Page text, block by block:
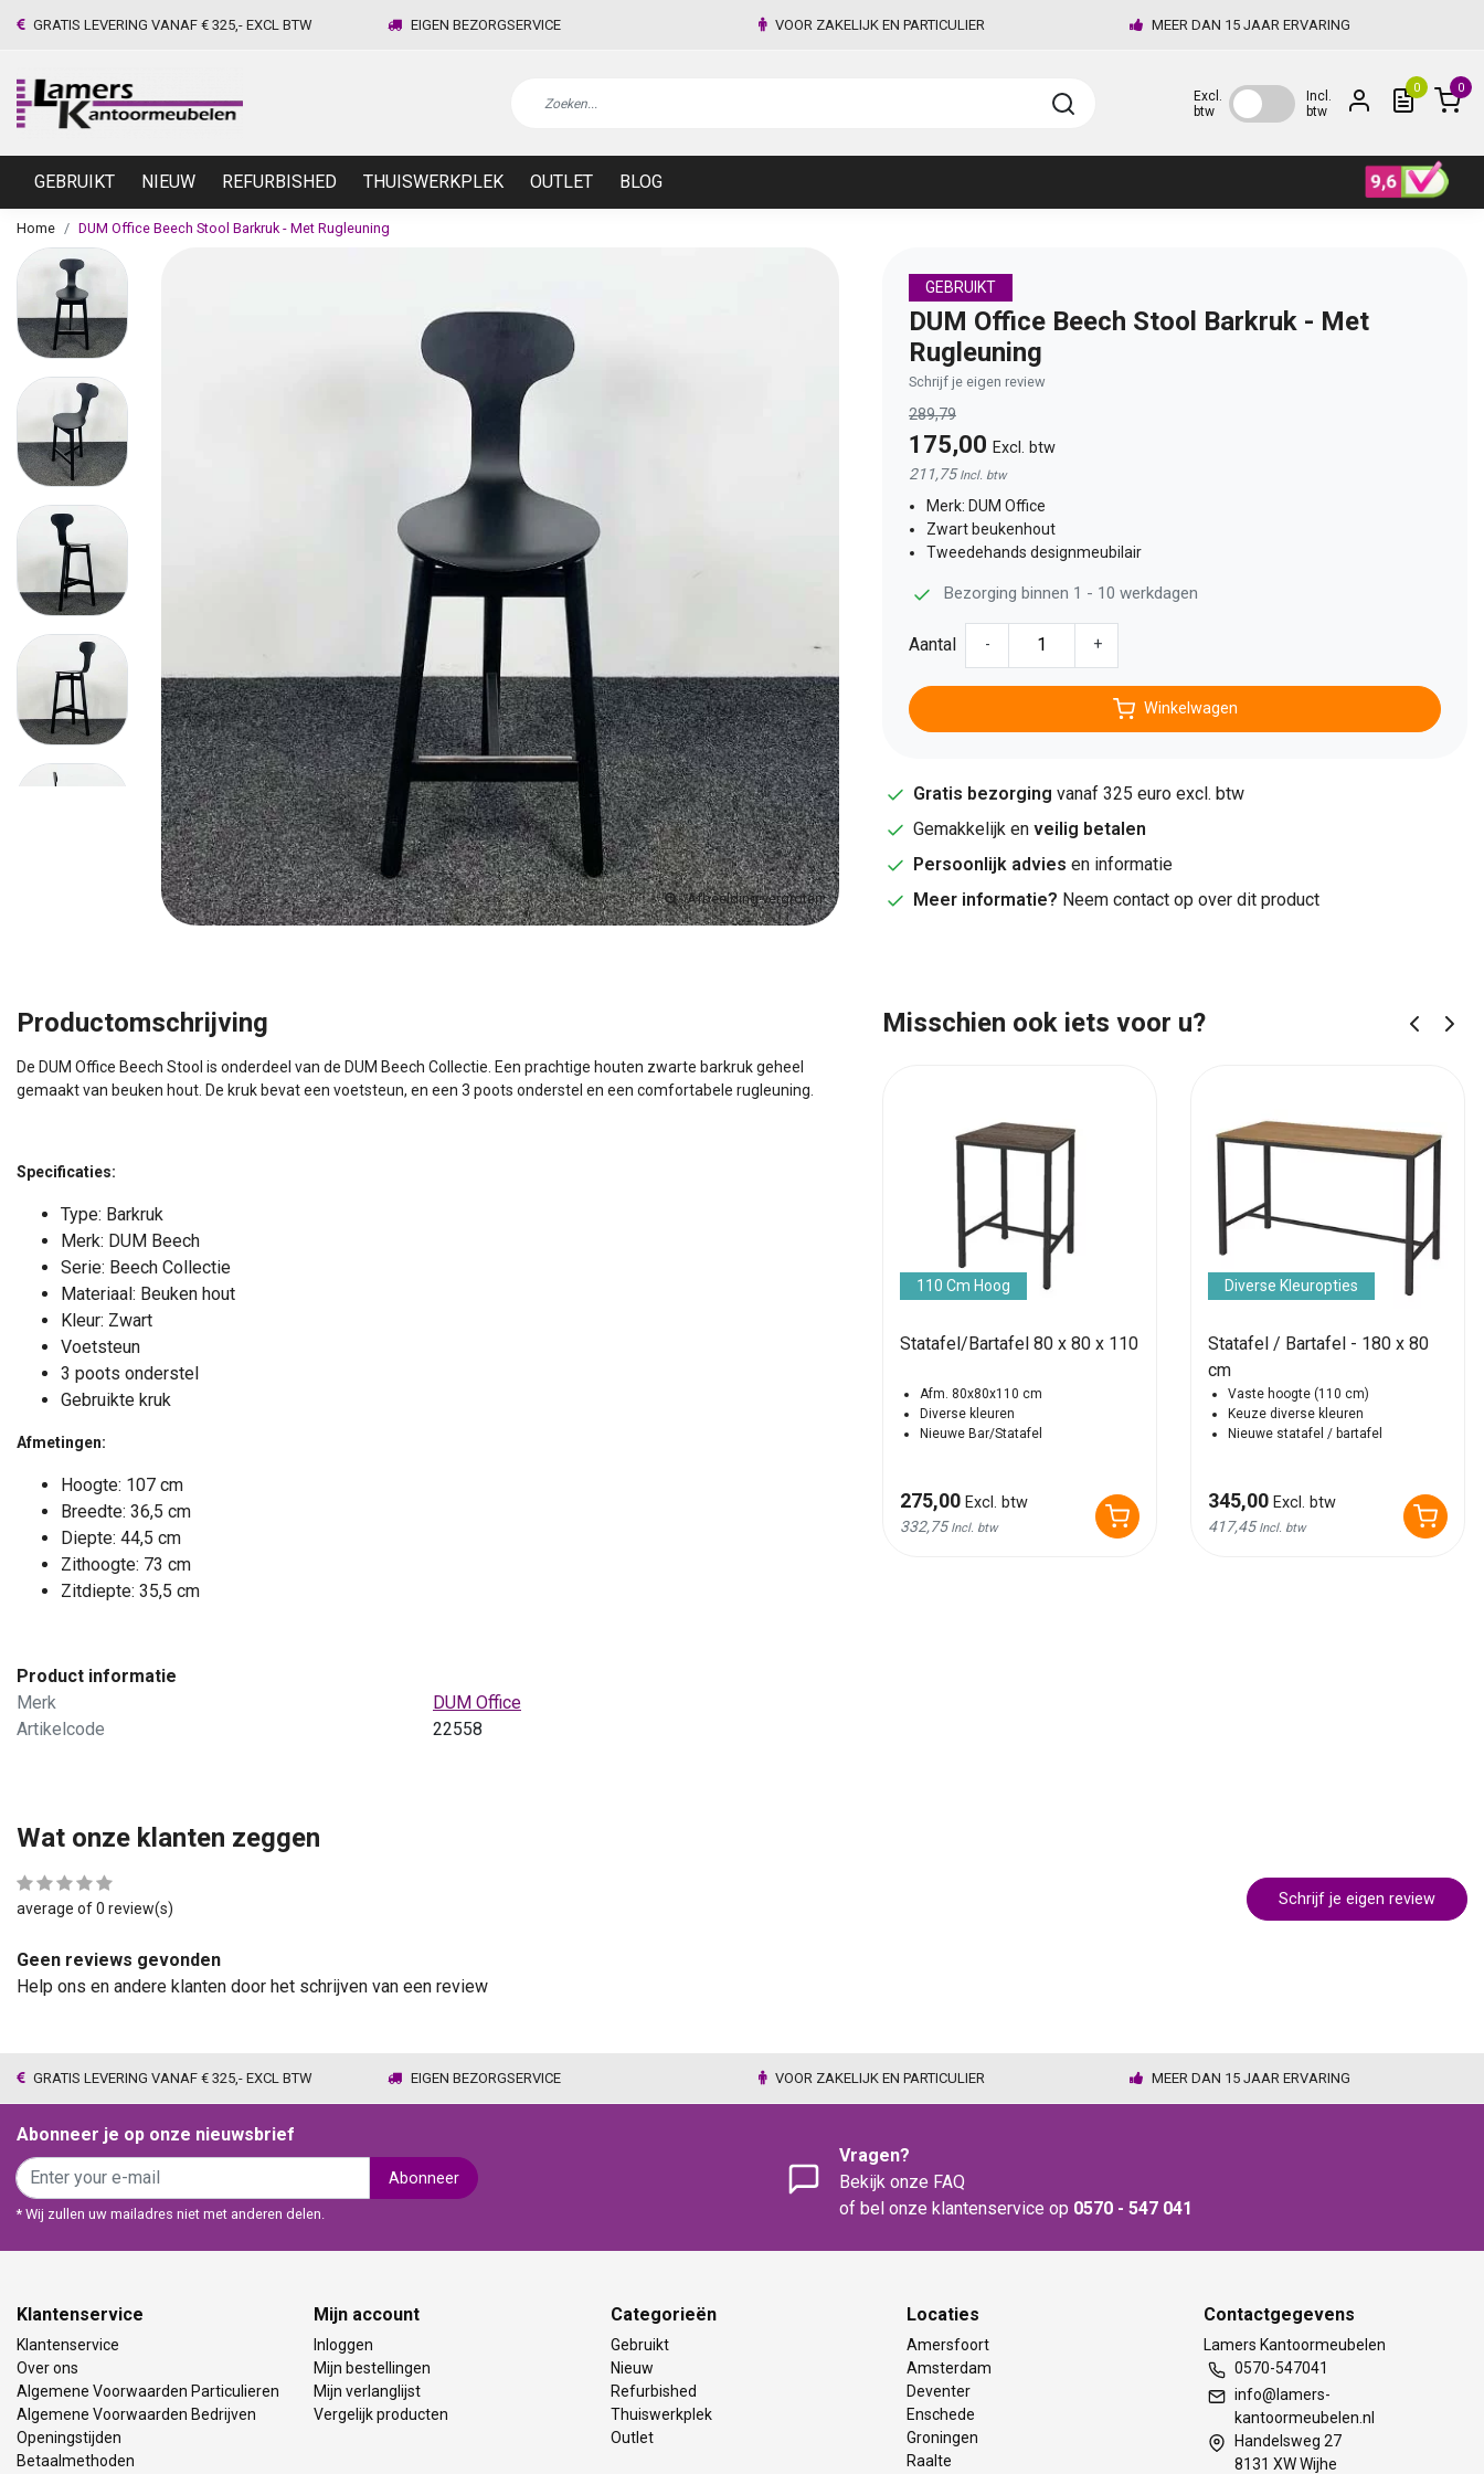
GRATIS LEVERING VANAF € 325,- EXCL BTW EIGEN BEZORGSERVICE VOOR ZAKELIJK EN PARTICULIER MEER DAN 15 JAAR ERVARING
Excl.
btw
Incl.
btw
0 0
GEBRUIKT NIEUW REFURBISHED THUISWERKPLEK OUTLET BLOG
Home DUM Office Beech Stool Barkruk - Met Rugleuning
Afbeelding vergroten
GEBRUIKT
DUM Office Beech Stool Barkruk - Met
Rugleuning
Schrijf je eigen review
289,79
175,00 Excl. btw
211,75Incl. btw
Merk: DUM Office
Zwart beukenhout
Tweedehands designmeubilair
Bezorging binnen 1 - 10 werkdagen
Aantal - +
Winkelwagen
Gratis bezorging vanaf 325 euro excl. btw
Gemakkelijk en veilig betalen
Persoonlijk advies en informatie
Meer informatie? Neem contact op over dit product
Productomschrijving
De DUM Office Beech Stool is onderdeel van de DUM Beech Collectie. Een prachtige houten zwarte barkruk geheel
gemaakt van beuken hout. De kruk bevat een voetsteun, en een 3 poots onderstel en een comfortabele rugleuning.
Specificaties:
Type: Barkruk
Merk: DUM Beech
Serie: Beech Collectie
Materiaal: Beuken hout
Kleur: Zwart
Voetsteun
3 poots onderstel
Gebruikte kruk
Afmetingen:
Hoogte: 107 cm
Breedte: 36,5 cm
Diepte: 44,5 cm
Zithoogte: 73 cm
Zitdiepte: 35,5 cm
Product informatie
Merk
DUM Office
Artikelcode
22558
Misschien ook iets voor u?
110 Cm Hoog
Statafel/Bartafel 80 x 80 x 110
Afm. 80x80x110 cm
Diverse kleuren
Nieuwe Bar/Statafel
275,00 Excl. btw
332,75Incl. btw
Diverse Kleuropties
Statafel / Bartafel - 180 x 80
cm
Vaste hoogte (110 cm)
Keuze diverse kleuren
Nieuwe statafel / bartafel
345,00 Excl. btw
417,45Incl. btw
Wat onze klanten zeggen
average of 0 review(s) Schrijf je eigen review
Geen reviews gevonden
Help ons en andere klanten door het schrijven van een review
GRATIS LEVERING VANAF € 325,- EXCL BTW EIGEN BEZORGSERVICE VOOR ZAKELIJK EN PARTICULIER MEER DAN 15 JAAR ERVARING
Abonneer je op onze nieuwsbrief
Abonneer
* Wij zullen uw mailadres niet met anderen delen.
Vragen?
Bekijk onze FAQ
of bel onze klantenservice op 0570 - 547 041
Klantenservice
Klantenservice
Over ons
Algemene Voorwaarden Particulieren
Algemene Voorwaarden Bedrijven
Openingstijden
Betaalmethoden
Mijn account
Inloggen
Mijn bestellingen
Mijn verlanglijst
Vergelijk producten
Categorieën
Gebruikt
Nieuw
Refurbished
Thuiswerkplek
Outlet
Locaties
Amersfoort
Amsterdam
Deventer
Enschede
Groningen
Raalte
Contactgegevens
Lamers Kantoormeubelen
0570-547041
info@lamers-
kantoormeubelen.nl
Handelsweg 27
8131 XW Wijhe